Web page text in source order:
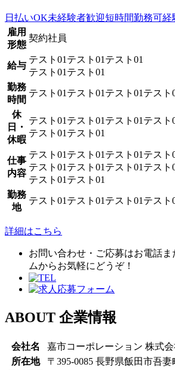
日払いOK未経験者歓迎短時間勤務可経
雇用
形態
契約社員
給与
テスト01テスト01テスト01
テスト01テスト01
勤務
時間
テスト01テスト01テスト01テスト
休
日・
休暇
テスト01テスト01テスト01テスト
テスト01テスト01
仕事
内容
テスト01テスト01テスト01テスト
テスト01テスト01テスト01テスト
テスト01テスト01
勤務
地
テスト01テスト01テスト01テスト
詳細はこちら
お問い合わせ・ご応募はお電話
ムからお気軽にどうぞ！
ABOUT 企業情報
会社名
嘉市コーポレーション 株式会
所在地
〒395-0085 長野県飯田市吾妻